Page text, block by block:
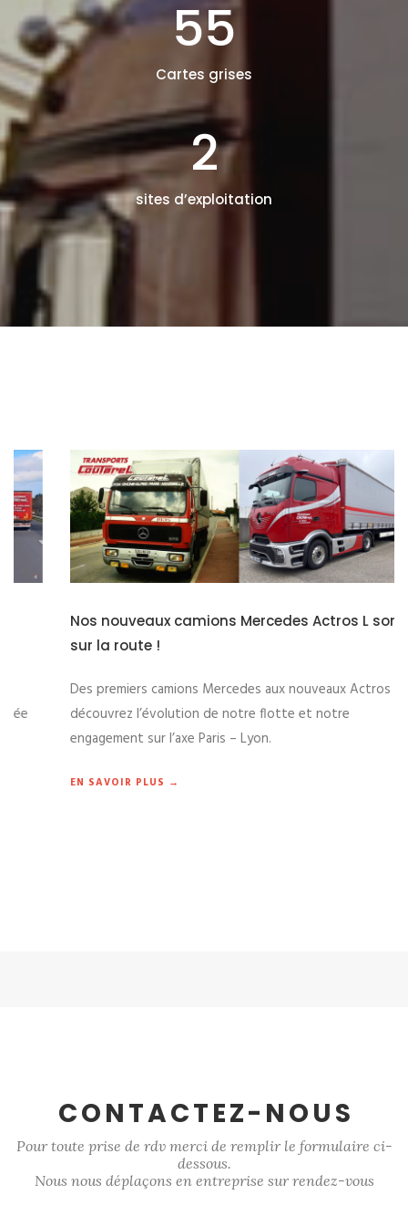
55
Cartes grises
2
sites d’exploitation
Nos nouveaux camions Mercedes Actros L sont
sur la route !
Des premiers camions Mercedes aux nouveaux Actros L,
découvrez l’évolution de notre flotte et notre
engagement sur l’axe Paris – Lyon.
EN SAVOIR PLUS →
CONTACTEZ-NOUS
Pour toute prise de rdv merci de remplir le formulaire ci-
dessous.
Nous nous déplaçons en entreprise sur rendez-vous